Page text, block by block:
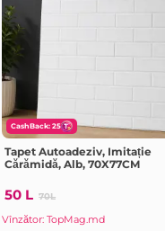
CashBack: 25
Tapet Autoadeziv, Imitație
Cărămidă, Alb, 70X77CM
50 L 70L
Vînzător: TopMag.md